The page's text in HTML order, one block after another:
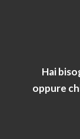
Hai
oppure